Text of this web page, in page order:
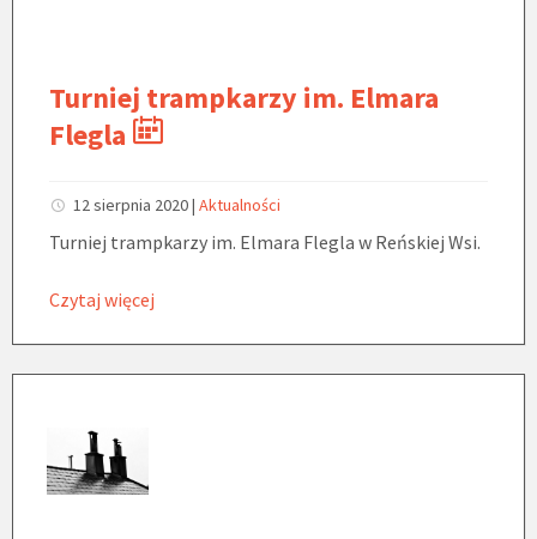
Turniej trampkarzy im. Elmara
Flegla
12 sierpnia 2020| Aktualności
Turniej trampkarzy im. Elmara Flegla w Reńskiej Wsi.
Czytaj więcej